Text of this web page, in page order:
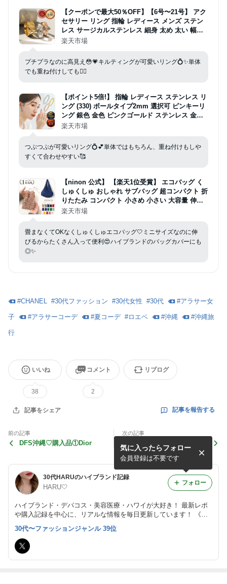
【クーポンで最大50％OFF】【6号〜21号】 アク
セサリー リング 指輪 レディース メンズ ステン
レス サージカルステンレス 細身 太め 太い 幅広
華奢 ワイド 太め ごつめ キルティング 重ね付け
楽天市場
プチプラなのに高見え😳💗キルティングが可愛いリング💍✨単体
でも重ね付けしても🙆‍♀️
【ポイント5倍!】 指輪 レディース ステンレス リ
ング (330) ボールタイプ2mm 選択可 ピンキーリ
ング 銀色 金色 ピンクゴールド ステンレス 金属
アレルギー レディース 大人 おしゃれ シンプル
かわいい 補充1222ho
楽天市場
つぶつぶが可愛いリング💍💕単体ではもちろん、重ね付けもしや
すくて合わせやすい🥰
【ninon 公式】 【楽天1位受賞】 エコバッグ く
しゅくしゅ おしゃれ サブバッグ 超コンパクト 折
りたたみ コンパクト 小さめ 小さい 大容量 伸び
るエコバッグ くしゃくしゃ 洗える バッグカバー
楽天市場
畳まなくてOKなくしゅくしゅエコバッグ🤍ミニサイズなのに伸
びるからたくさん入って便利😍ハイブランドのバッグカバーにも
◎✨
#CHANEL #30代ファッション #30代女性 #30代 #アラサー女
子 #アラサーコーデ #夏コーデ #ロエベ #沖縄 #沖縄旅
行
いいね
38
コメント
2
リブログ
記事をシェア 記事を報告する
前の記事
DFS沖縄♡購入品①Dior
次の記事
ゆるっとワンピ×ヴィトン♡
30代HARUのハイブランド記録
HARU🤍
ハイブランド・デパコス・美容医療・ハワイが大好き！ 最新レポ
や購入記録を中心に、リアルな情報を毎日更新しています！ 《好
ax Mara・Louis Vuitton・LOEWE ※PRのご依頼はDMにてお願い
します
気に入ったらフォロー
会員登録は不要です
フォロー
30代〜ファッションジャンル 39位